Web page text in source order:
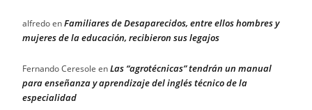
alfredoenFamiliares de Desaparecidos, entre ellos hombres y
mujeres de la educación, recibieron sus legajos
Fernando Ceresole enLas “agrotécnicas” tendrán un manual
para enseñanza y aprendizaje del inglés técnico de la
especialidad